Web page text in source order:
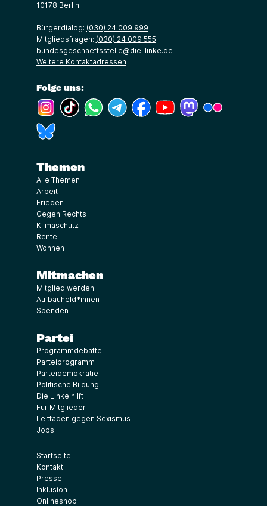
10178 Berlin
Bürgerdialog: (030) 24 009 999
Mitgliedsfragen: (030) 24 009 555
bundesgeschaeftsstelle@die-linke.de
Weitere Kontaktadressen
Folge uns:
(Link öffnet ein neues Fenster)
(Link öffnet ein neues Fenster)
(Link öffnet ein neues Fenster)
(Link öffnet ein neues Fenster)
(Link öffnet ein neues Fenster)
(Link öffnet ein neues
(Link öffnet ein
Themen
Alle Themen
Arbeit
Frieden
Gegen Rechts
Klimaschutz
Rente
Wohnen
Mitmachen
Mitglied werden
Aufbauheld*innen
Spenden
Partei
Programmdebatte
Parteiprogramm
Parteidemokratie
Politische Bildung
Die Linke hilft
Für Mitglieder
Leitfaden gegen Sexismus
Jobs
Startseite
Kontakt
Presse
Inklusion
Onlineshop